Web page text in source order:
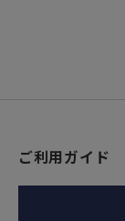
ご利用ガイド